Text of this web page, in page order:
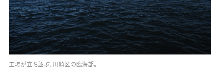
工場が立ち並ぶ、川崎区の臨海部。